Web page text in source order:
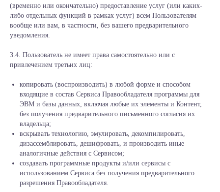
(временно или окончательно) предоставление услуг (или каких-
либо отдельных функций в рамках услуг) всем Пользователям
вообще или вам, в частности, без вашего предварительного
уведомления.
3.4. Пользователь не имеет права самостоятельно или с
привлечением третьих лиц:
копировать (воспроизводить) в любой форме и способом
входящие в состав Сервиса Правообладателя программы для
ЭВМ и базы данных, включая любые их элементы и Контент,
без получения предварительного письменного согласия их
владельца;
вскрывать технологию, эмулировать, декомпилировать,
дизассемблировать, дешифровать, и производить иные
аналогичные действия с Сервисом;
создавать программные продукты и/или сервисы с
использованием Сервиса без получения предварительного
разрешения Правообладателя.